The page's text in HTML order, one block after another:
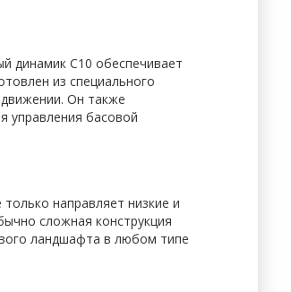
динамик C10 обеспечивает
из специального
Он также
управления басовой
направляет низкие и
сложная конструкция
ландшафта в любом типе